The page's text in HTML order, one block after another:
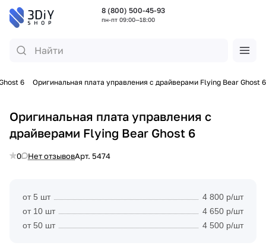
8 (800) 500-45-93
пн-пт 09:00—18:00
6 Оригинальная плата управления с драйверами Flying Bear Ghost 6
Оригинальная плата управления с
драйверами Flying Bear Ghost 6
0 Нет отзывовАрт. 5474
от 5 шт
4 800 р/шт
от 10 шт
4 650 р/шт
от 50 шт
4 500 р/шт